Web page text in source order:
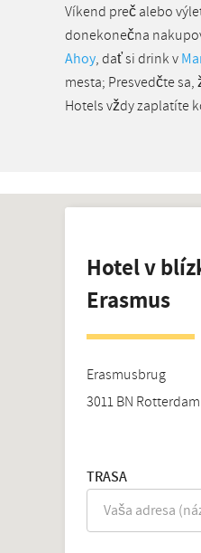
Víkend preč alebo
donekonečna
Ahoy, dať si drink v
mesta; Presvedčte
Hotels vždy zaplatíte
Hotel v
Erasmus
Erasmusbrug
3011 BN Rotterdam
TRASA